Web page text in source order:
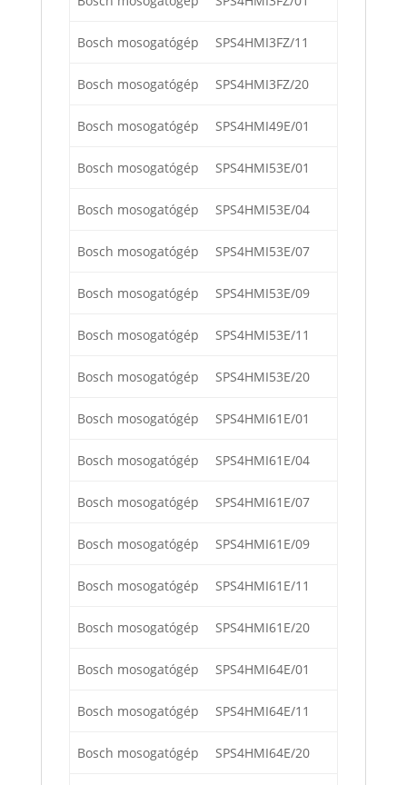
Bosch mosogatógép SPS4HMI3FZ/11
Bosch mosogatógép SPS4HMI3FZ/20
Bosch mosogatógép SPS4HMI49E/01
Bosch mosogatógép SPS4HMI53E/01
Bosch mosogatógép SPS4HMI53E/04
Bosch mosogatógép SPS4HMI53E/07
Bosch mosogatógép SPS4HMI53E/09
Bosch mosogatógép SPS4HMI53E/11
Bosch mosogatógép SPS4HMI53E/20
Bosch mosogatógép SPS4HMI61E/01
Bosch mosogatógép SPS4HMI61E/04
Bosch mosogatógép SPS4HMI61E/07
Bosch mosogatógép SPS4HMI61E/09
Bosch mosogatógép SPS4HMI61E/11
Bosch mosogatógép SPS4HMI61E/20
Bosch mosogatógép SPS4HMI64E/01
Bosch mosogatógép SPS4HMI64E/11
Bosch mosogatógép SPS4HMI64E/20